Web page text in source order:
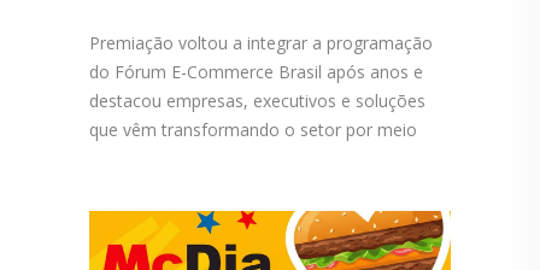
Premiação voltou a integrar a programação
do Fórum E-Commerce Brasil após anos e
destacou empresas, executivos e soluções
que vêm transformando o setor por meio